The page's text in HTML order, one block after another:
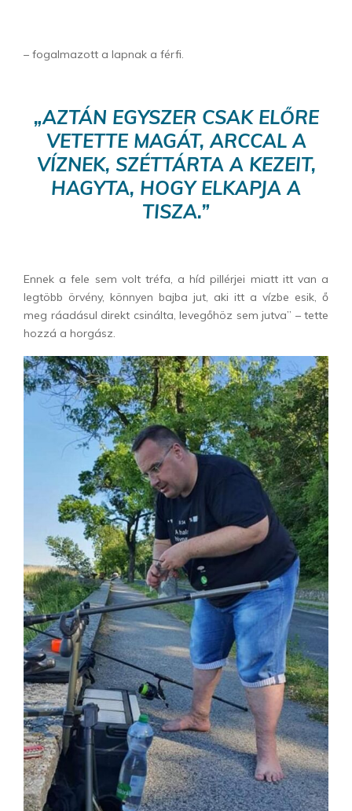
– fogalmazott a lapnak a férfi.
„AZTÁN EGYSZER CSAK ELŐRE
VETETTE MAGÁT, ARCCAL A
VÍZNEK, SZÉTTÁRTA A KEZEIT,
HAGYTA, HOGY ELKAPJA A
TISZA.”
Ennek a fele sem volt tréfa, a híd pillérjei miatt itt van a
legtöbb örvény, könnyen bajba jut, aki itt a vízbe esik, ő
meg ráadásul direkt csinálta, levegőhöz sem jutva” – tette
hozzá a horgász.